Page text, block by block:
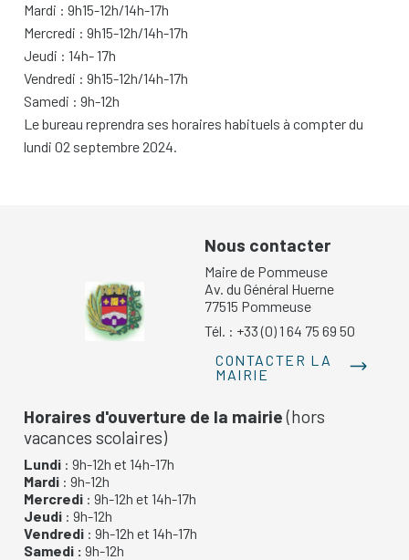
Mardi : 9h15-12h/14h-17h
Mercredi : 9h15-12h/14h-17h
Jeudi : 14h- 17h
Vendredi : 9h15-12h/14h-17h
Samedi : 9h-12h
Le bureau reprendra ses horaires habituels à compter du
lundi 02 septembre 2024.
Nous contacter
Maire de Pommeuse
Av. du Général Huerne
77515 Pommeuse
Tél. : +33 (0) 1 64 75 69 50
CONTACTER LA
MAIRIE
Horaires d'ouverture de la mairie(hors
vacances scolaires)
Lundi : 9h-12h et 14h-17h
Mardi : 9h-12h
Mercredi : 9h-12h et 14h-17h
Jeudi : 9h-12h
Vendredi : 9h-12h et 14h-17h
Samedi : 9h-12h